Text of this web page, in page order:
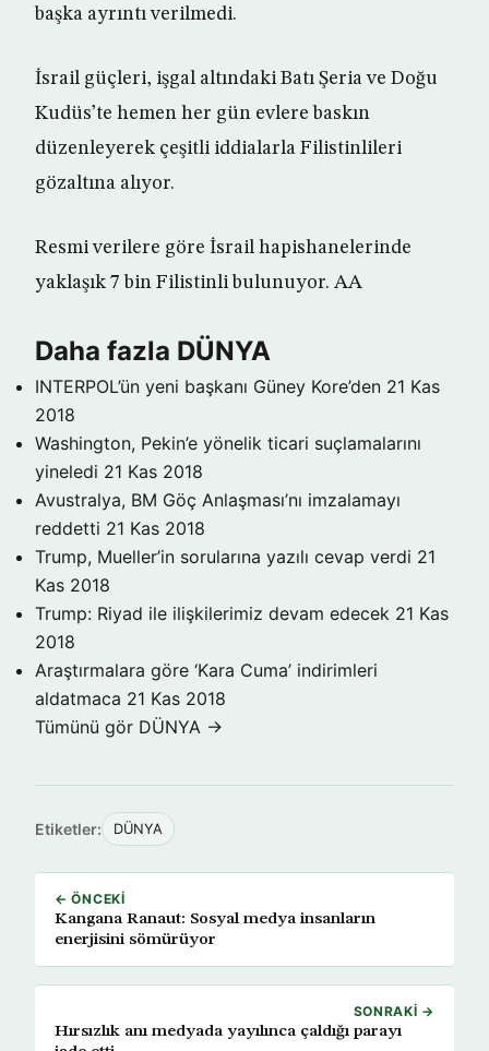
başka ayrıntı verilmedi.
İsrail güçleri, işgal altındaki Batı Şeria ve Doğu
Kudüs’te hemen her gün evlere baskın
düzenleyerek çeşitli iddialarla Filistinlileri
gözaltına alıyor.
Resmi verilere göre İsrail hapishanelerinde
yaklaşık 7 bin Filistinli bulunuyor. AA
Daha fazla DÜNYA
INTERPOL’ün yeni başkanı Güney Kore’den 21 Kas
2018
Washington, Pekin’e yönelik ticari suçlamalarını
yineledi 21 Kas 2018
Avustralya, BM Göç Anlaşması’nı imzalamayı
reddetti 21 Kas 2018
Trump, Mueller’in sorularına yazılı cevap verdi 21
Kas 2018
Trump: Riyad ile ilişkilerimiz devam edecek 21 Kas
2018
Araştırmalara göre ‘Kara Cuma’ indirimleri
aldatmaca 21 Kas 2018
Tümünü gör DÜNYA →
Etiketler: DÜNYA
← ÖNCEKI
Kangana Ranaut: Sosyal medya insanların
enerjisini sömürüyor
SONRAKI →
Hırsızlık anı medyada yayılınca çaldığı parayı